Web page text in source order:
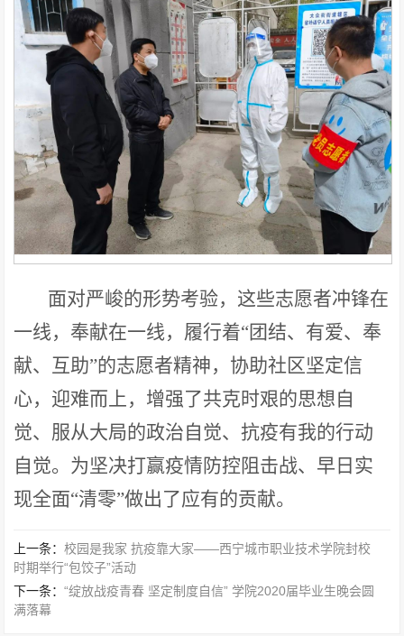
面对严峻的形势考验，这些志愿者冲锋在
一线，奉献在一线，履行着“团结、有爱、奉
献、互助”的志愿者精神，协助社区坚定信
心，迎难而上，增强了共克时艰的思想自
觉、服从大局的政治自觉、抗疫有我的行动
自觉。为坚决打赢疫情防控阻击战、早日实
现全面“清零”做出了应有的贡献。
上一条：校园是我家 抗疫靠大家——西宁城市职业技术学院封校
时期举行“包饺子”活动
下一条：“绽放战疫青春 坚定制度自信” 学院2020届毕业生晚会圆
满落幕